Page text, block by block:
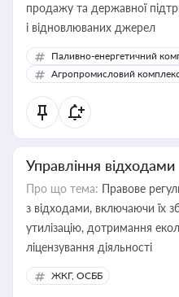
продажу та державної
і відновлюваних джерел
Паливно-енергетичний
Агропромисловий
Управління відходами
Про що тема: Правове
з відходами, включаючи їх
утилізацію, дотримання
ліцензування діяльності
ЖКГ, ОСББ